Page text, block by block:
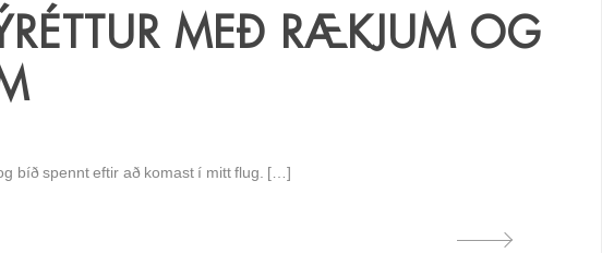
MEÐ RÆKJUM OG
bíð spennt eftir að komast í mitt flug. […]